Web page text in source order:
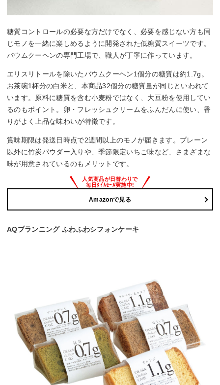
糖質コントロールの必要な方だけでなく、必要を感じない方も同
じモノを一緒に楽しめるように開発された低糖質スイーツです。
バウムクーヘンの専門工場で、職人が丁寧に作っています。
エリスリトールを除いたバウムクーヘン1個分の糖質は約1.7g。
お茶碗1杯分の白米と、本商品32個分の糖質量が同じといわれて
います。原料に糖質を含む小麦粉ではなく、大豆粉を使用してい
るのもポイント。卵・フレッシュクリームをふんだんに使い、香
りがよく上品な味わいが特徴です。
賞味期限は発送日時点で2週間以上のモノが届きます。プレーン
以外に竹炭パウダー入りや、季節限定いちご味など、さまざまな
味が用意されているのもメリットです。
Amazonで見る
AQプランニング ふわふわシフォンケーキ